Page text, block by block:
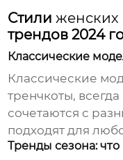
Стилиженских
трендов 2024
Классические
Классические
тренчкоты,
сочетаются с
подходят для
Тренды сезона: